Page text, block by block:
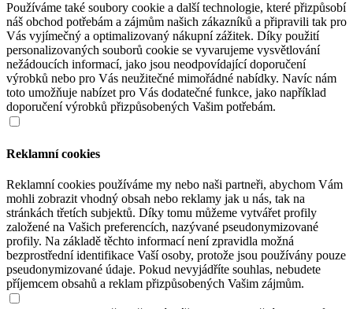
Používáme také soubory cookie a další technologie, které přizpůsobí
náš obchod potřebám a zájmům našich zákazníků a připravili tak pro
Vás vyjímečný a optimalizovaný nákupní zážitek. Díky použití
personalizovaných souborů cookie se vyvarujeme vysvětlování
nežádoucích informací, jako jsou neodpovídající doporučení
výrobků nebo pro Vás neužitečné mimořádné nabídky. Navíc nám
toto umožňuje nabízet pro Vás dodatečné funkce, jako například
doporučení výrobků přizpůsobených Vašim potřebám.
Reklamní cookies
Reklamní cookies používáme my nebo naši partneři, abychom Vám
mohli zobrazit vhodný obsah nebo reklamy jak u nás, tak na
stránkách třetích subjektů. Díky tomu můžeme vytvářet profily
založené na Vašich preferencích, nazývané pseudonymizované
profily. Na základě těchto informací není zpravidla možná
bezprostřední identifikace Vaší osoby, protože jsou používány pouze
pseudonymizované údaje. Pokud nevyjádříte souhlas, nebudete
příjemcem obsahů a reklam přizpůsobených Vašim zájmům.